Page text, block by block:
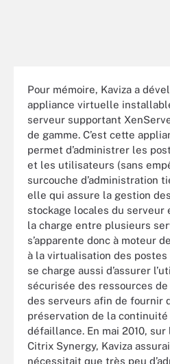
Pour mémoire, Kaviza a
appliance virtuelle
serveur supportant
de gamme. C’est cette
permet d’administrer les
et les utilisateurs (sans
surcouche d’administration
elle qui assure la gestion
stockage locales du serveur
la charge entre plusieurs
s’apparente donc à moteur
à la virtualisation des postes
se charge aussi d’assurer
sécurisée des ressources
des serveurs afin de fournir
préservation de la continuité
défaillance. En mai 2010, sur
Citrix Synergy, Kaviza
nécessitait que très peu